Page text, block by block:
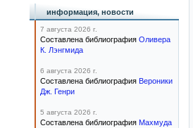
информация, новости
7 августа 2026 г.
Составлена библиография Оливера
К. Лэнгмида
6 августа 2026 г.
Составлена библиография Вероники
Дж. Генри
5 августа 2026 г.
Составлена библиография Махмуда